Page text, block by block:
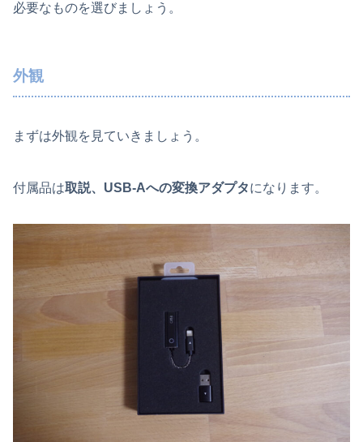
必要なものを選びましょう。
外観
まずは外観を見ていきましょう。
付属品は取説、USB-Aへの変換アダプタになります。